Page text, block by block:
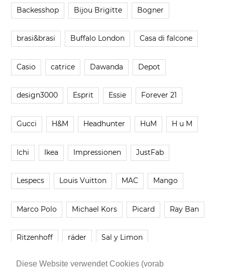
Diese Website verwendet Cookies (vorab
Backesshop Bijou Brigitte Bogner
brasi&brasi Buffalo London Casa di falcone
Casio catrice Dawanda Depot
design3000 Esprit Essie Forever 21
Gucci H&M Headhunter HuM H u M
Ichi Ikea Impressionen JustFab
Lespecs Louis Vuitton MAC Mango
Marco Polo Michael Kors Picard Ray Ban
Ritzenhoff räder Sal y Limon
Smartbuyglasses smash! Steve Madden